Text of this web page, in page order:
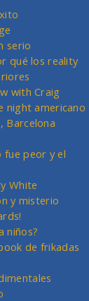
serio
qué los reality
with Craig
night americano
Barcelona
fue peor y el
White
y misterio
niños?
de frikadas